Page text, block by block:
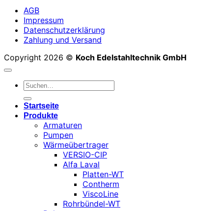
AGB
Impressum
Datenschutzerklärung
Zahlung und Versand
Copyright 2026 © Koch Edelstahltechnik GmbH
Suchen
Startseite
Produkte
Armaturen
Pumpen
Wärmeübertrager
VERSIO-CIP
Alfa Laval
Platten-WT
Contherm
ViscoLine
Rohrbündel-WT